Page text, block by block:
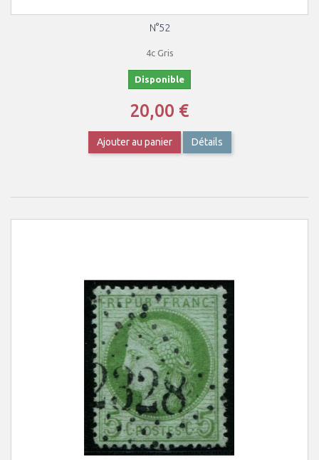
N°52
4c Gris
Disponible
20,00 €
Ajouter au panier Détails